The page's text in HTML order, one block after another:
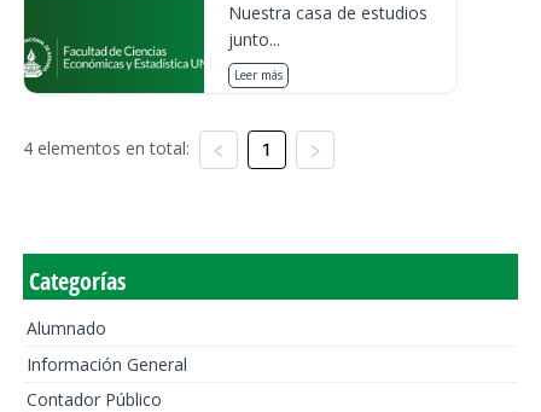
Nuestra casa de estudios
junto...
Leer más
4 elementos en total: 1
Categorías
Alumnado
Información General
Contador Público